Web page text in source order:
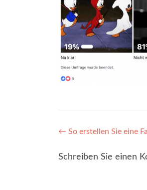
Post
navigation
← So erstellen Sie eine
Schreiben Sie einen